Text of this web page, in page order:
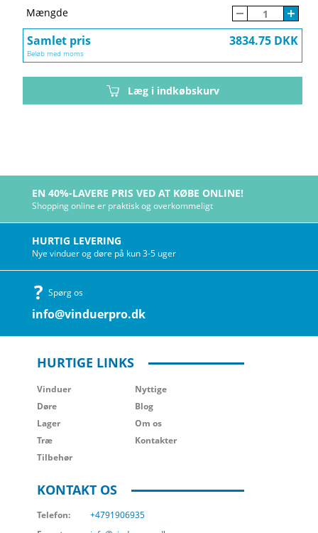
Mængde
Samlet pris 3834.75 DKK
Beløb med moms
Læg i indkøbskurv
EN 40%-LAVERE PRIS VED AT KØBE ONLINE!
Shopping online er praktisk og overkommeligt
HURTIG LEVERING
Nye vinduer og døre på kun 3-5 uger
Spørg os
info@vinduerpro.dk
HURTIGE LINKS
Vinduer
Døre
Lager
Træ
Tilbehør
Nyttige
Blog
Om os
Kontakter
KONTAKT OS
Telefon:
+4791906935